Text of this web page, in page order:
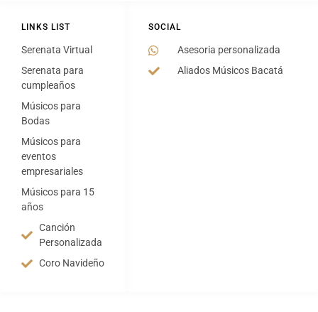
SOCIAL
Asesoria personalizada
Aliados Músicos Bacatá
LINKS LIST
Serenata Virtual
Serenata para
cumpleaños
Músicos para
Bodas
Músicos para
eventos
empresariales
Músicos para 15
años
Canción
Personalizada
Coro Navideño